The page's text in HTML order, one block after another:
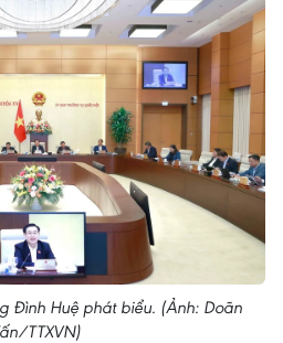
Đình Huệ phát biểu. (Ảnh: Doãn
TTXVN)